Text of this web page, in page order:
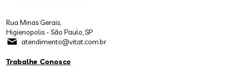
Rua Minas Gerais,
Higienopolis - São Paulo, SP
atendimento@vitat.com.br
Trabalhe Conosco